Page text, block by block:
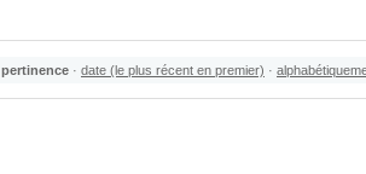
pertinence · date (le plus récent en premier) ·